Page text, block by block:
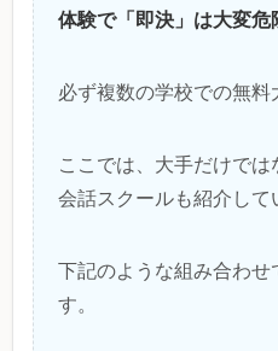
体験で「即決」は大変危
必ず複数の学校での無料
ここでは、大手だけで
会話スクールも紹介して
下記のような組み合わ
す。